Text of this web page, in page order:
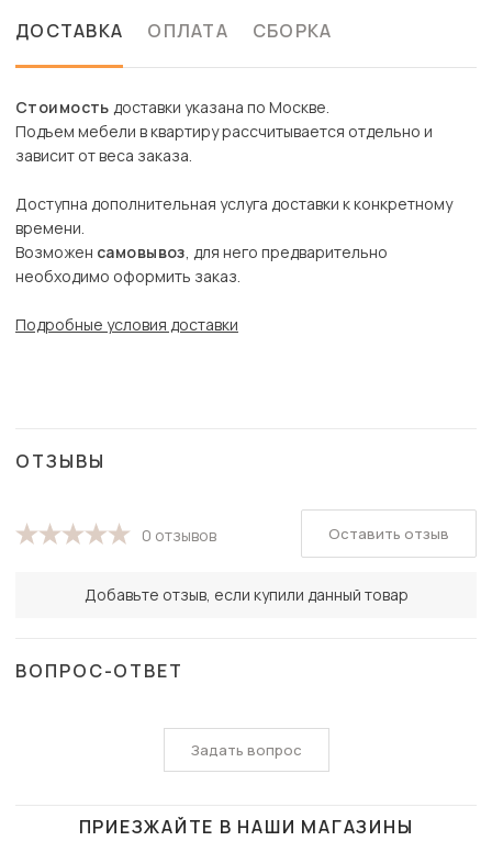
ДОСТАВКА ОПЛАТА СБОРКА
Стоимость доставки указана по Москве.
Подъем мебели в квартиру рассчитывается отдельно и
зависит от веса заказа.
Доступна дополнительная услуга доставки к конкретному
времени.
Возможен самовывоз, для него предварительно
необходимо оформить заказ.
Подробные условия доставки
ОТЗЫВЫ
0 отзывов
Добавьте отзыв, если купили данный товар
Оставить отзыв
ВОПРОС-ОТВЕТ
Задать вопрос
ПРИЕЗЖАЙТЕ В НАШИ МАГАЗИНЫ